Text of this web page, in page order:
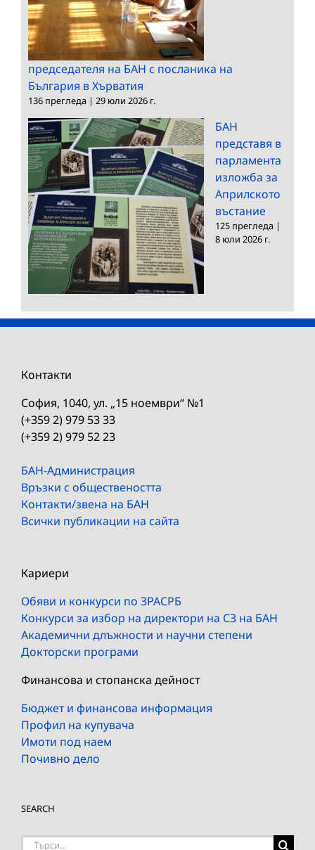
председателя на БАН с посланика на
България в Хърватия
136 прегледа | 29 юли 2026 г.
БАН
представя в
парламента
изложба за
Априлското
въстание
125 прегледа |
8 юли 2026 г.
Контакти
София, 1040, ул. „15 ноември“ №1
(+359 2) 979 53 33
(+359 2) 979 52 23
БАН-Администрация
Връзки с обществеността
Контакти/звена на БАН
Всички публикации на сайта
Кариери
Обяви и конкурси по ЗРАСРБ
Конкурси за избор на директори на СЗ на БАН
Академични длъжности и научни степени
Докторски програми
Финансова и стопанска дейност
Бюджет и финансова информация
Профил на купувача
Имоти под наем
Почивно дело
SEARCH
Търсене